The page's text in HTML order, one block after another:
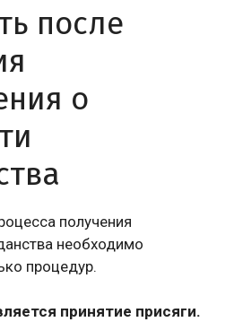
после
о
получения
необходимо
процедур.
принятие присяги.